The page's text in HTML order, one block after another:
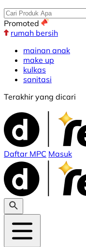
Promoted
rumah bersih
mainan anak
make up
kulkas
sanitasi
Terakhir yang dicari
Daftar MPC Masuk